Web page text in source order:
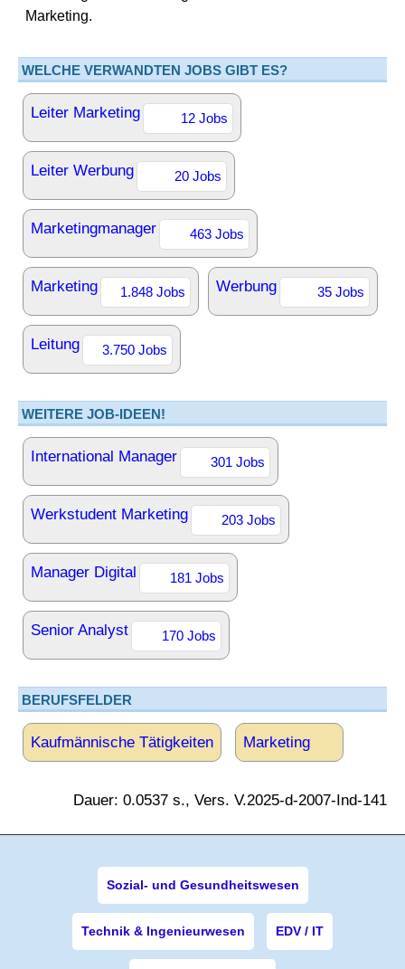
Marketing.
WELCHE VERWANDTEN JOBS GIBT ES?
Leiter Marketing 12 Jobs
Leiter Werbung 20 Jobs
Marketingmanager 463 Jobs
Marketing 1.848 Jobs Werbung 35 Jobs
Leitung 3.750 Jobs
WEITERE JOB-IDEEN!
International Manager 301 Jobs
Werkstudent Marketing 203 Jobs
Manager Digital 181 Jobs
Senior Analyst 170 Jobs
BERUFSFELDER
Kaufmännische Tätigkeiten Marketing
Dauer: 0.0537 s., Vers. V.2025-d-2007-Ind-141
Sozial- und Gesundheitswesen
Technik & Ingenieurwesen EDV / IT